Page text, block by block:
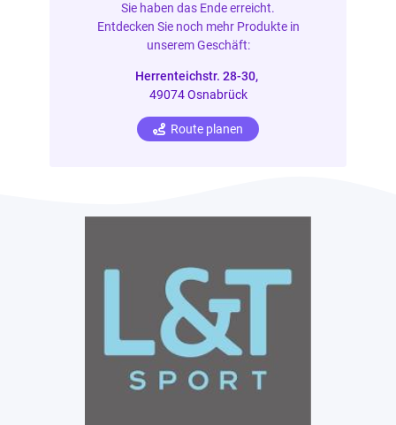
Sie haben das Ende erreicht.
Entdecken Sie noch mehr Produkte in
unserem Geschäft:
Herrenteichstr. 28-30,
49074 Osnabrück
Route planen